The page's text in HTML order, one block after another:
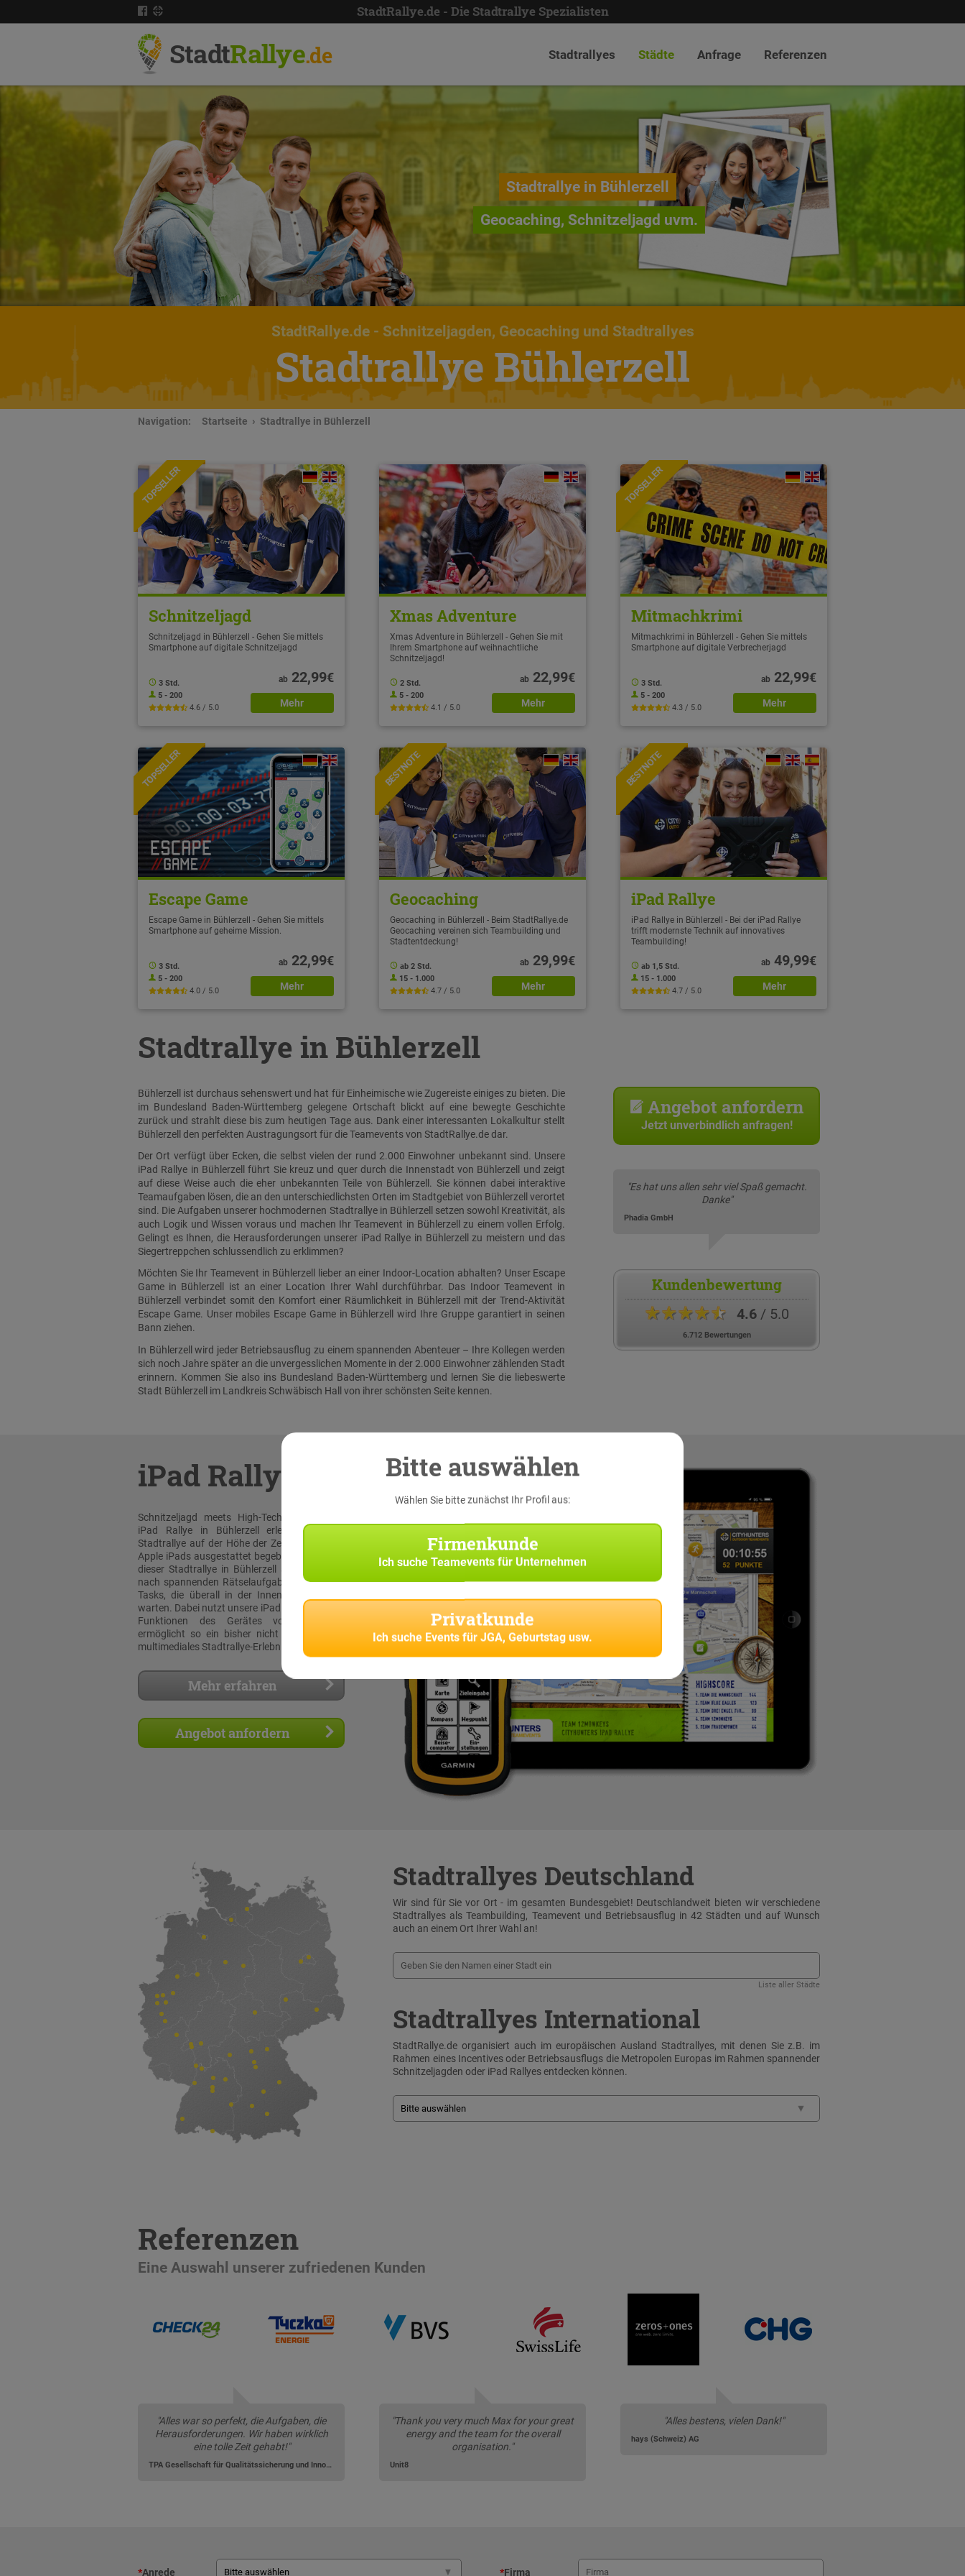
StadtRallye.de - Die Stadtrallye Spezialisten
StadtRallye.de Stadtrallyes Städte Anfrage Referenzen
Stadtrallye in Bühlerzell
Geocaching, Schnitzeljagd uvm.
StadtRallye.de- Schnitzeljagden, Geocaching und Stadtrallyes
Stadtrallye Bühlerzell
Navigation: Startseite Stadtrallye in Bühlerzell
TOPSELLER
Schnitzeljagd
Schnitzeljagd in Bühlerzell - Gehen Sie mittels
Smartphone auf digitale Schnitzeljagd
3 Std.
5 - 200
4.6 / 5.0
ab22,99€
Mehr
Xmas Adventure
Xmas Adventure in Bühlerzell - Gehen Sie mit
Ihrem Smartphone auf weihnachtliche
Schnitzeljagd!
2 Std.
5 - 200
4.1 / 5.0
ab22,99€
Mehr
TOPSELLER
Mitmachkrimi
Mitmachkrimi in Bühlerzell - Gehen Sie mittels
Smartphone auf digitale Verbrecherjagd
3 Std.
5 - 200
4.3 / 5.0
ab22,99€
Mehr
NEU
TOPSELLER
Escape Game
Escape Game in Bühlerzell - Gehen Sie mittels
Smartphone auf geheime Mission.
3 Std.
5 - 200
4.0 / 5.0
ab22,99€
Mehr
BESTNOTE
Geocaching
Geocaching in Bühlerzell - Beim StadtRallye.de
Geocaching vereinen sich Teambuilding und
Stadtentdeckung!
ab 2 Std.
15 - 1.000
4.7 / 5.0
ab29,99€
Mehr
BESTNOTE
iPad Rallye
iPad Rallye in Bühlerzell - Bei der iPad Rallye
trifft modernste Technik auf innovatives
Teambuilding!
ab 1,5 Std.
15 - 1.000
4.7 / 5.0
ab49,99€
Mehr
Stadtrallye in Bühlerzell
Bühlerzell ist durchaus sehenswert und hat für Einheimische wie Zugereiste einiges zu bieten. Die
im Bundesland Baden-Württemberg gelegene Ortschaft blickt auf eine bewegte Geschichte
zurück und strahlt diese bis zum heutigen Tage aus. Dank einer interessanten Lokalkultur stellt
Bühlerzell den perfekten Austragungsort für die Teamevents von StadtRallye.de dar.
Der Ort verfügt über Ecken, die selbst vielen der rund 2.000 Einwohner unbekannt sind. Unsere
iPad Rallye in Bühlerzell führt Sie kreuz und quer durch die Innenstadt von Bühlerzell und zeigt
auf diese Weise auch die eher unbekannten Teile von Bühlerzell. Sie können dabei interaktive
Teamaufgaben lösen, die an den unterschiedlichsten Orten im Stadtgebiet von Bühlerzell verortet
sind. Die Aufgaben unserer hochmodernen Stadtrallye in Bühlerzell setzen sowohl Kreativität, als
auch Logik und Wissen voraus und machen Ihr Teamevent in Bühlerzell zu einem vollen Erfolg.
Gelingt es Ihnen, die Herausforderungen unserer iPad Rallye in Bühlerzell zu meistern und das
Siegertreppchen schlussendlich zu erklimmen?
Möchten Sie Ihr Teamevent in Bühlerzell lieber an einer Indoor-Location abhalten? Unser Escape
Game in Bühlerzell ist an einer Location Ihrer Wahl durchführbar. Das Indoor Teamevent in
Bühlerzell verbindet somit den Komfort einer Räumlichkeit in Bühlerzell mit der Trend-Aktivität
Escape Game. Unser mobiles Escape Game in Bühlerzell wird Ihre Gruppe garantiert in seinen
Bann ziehen.
In Bühlerzell wird jeder Betriebsausflug zu einem spannenden Abenteuer – Ihre Kollegen werden
sich noch Jahre später an die unvergesslichen Momente in der 2.000 Einwohner zählenden Stadt
erinnern. Kommen Sie also ins Bundesland Baden-Württemberg und lernen Sie die liebeswerte
Stadt Bühlerzell im Landkreis Schwäbisch Hall von ihrer schönsten Seite kennen.
Angebot anfordern
Jetzt unverbindlich anfragen!
"Es hat uns allen sehr viel Spaß gemacht.
Danke"
Phadia GmbH
Kundenbewertung
★★★★★ 4.6/ 5.0
6.712 Bewertungen
iPad Rallye
Schnitzeljagd meets High-Tech: Bei unserer
iPad Rallye in Bühlerzell erleben sie eine
Stadtrallye auf der Höhe der Zeit! Mit original
Apple iPads ausgestattet begeben Sie sich bei
dieser Stadtrallye in Bühlerzell auf die Suche
nach spannenden Rätselaufgaben und Team-
Tasks, die überall in der Innenstadt auf Sie
warten. Dabei nutzt unsere iPad Rallye App die
Funktionen des Gerätes voll aus und
ermöglicht so ein bisher nicht dagewesenes
multimediales Stadtrallye-Erlebnis!
Mehr erfahren
Angebot anfordern
Stadtrallyes Deutschland
Wir sind für Sie vor Ort - im gesamten Bundesgebiet! Deutschlandweit bieten wir verschiedene
Stadtrallyes als Teambuilding, Teamevent und Betriebsausflug in 42 Städten und auf Wunsch
auch an einem Ort Ihrer Wahl an!
Liste aller Städte
Stadtrallyes International
StadtRallye.de organisiert auch im europäischen Ausland Stadtrallyes, mit denen Sie z.B. im
Rahmen eines Incentives oder Betriebsausflugs die Metropolen Europas im Rahmen spannender
Schnitzeljagden oder iPad Rallyes entdecken können.
Referenzen
Eine Auswahl unserer zufriedenen Kunden
"Alles war so perfekt, die Aufgaben, die
Herausforderungen. Wir haben wirklich
eine tolle Zeit gehabt!"
TPA Gesellschaft für Qualitätssicherung und Innovation GmbH
"Thank you very much Max for your great
energy and the team for the overall
organisation."
Unit8
"Alles bestens, vielen Dank!"
hays (Schweiz) AG
*Anrede *Firma
Bitte auswählen
Wählen Sie bitte zunächst Ihr Profil aus:
Firmenkunde
Ich suche Teamevents für Unternehmen
Privatkunde
Ich suche Events für JGA, Geburtstag usw.